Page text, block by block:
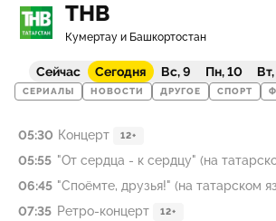
ТНВ
Кумертау и Башкортостан
Сейчас Сегодня Вс, 9 Пн, 10
СЕРИАЛЫ НОВОСТИ ДРУГОЕ СПОРТ
05:30 Концерт 12+
05:55 "От сердца - к сердцу" (на
06:45 "Споёмте, друзья!" (на татарском
07:35 Ретро-концерт 12+